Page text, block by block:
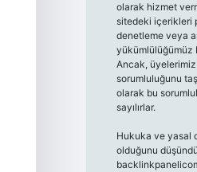
olarak hizmet
sitedeki içerikleri
denetleme veya
yükümlülüğümüz
Ancak, üyelerimiz
sorumluluğunu
olarak bu
sayılırlar.
Hukuka ve yasal
olduğunu